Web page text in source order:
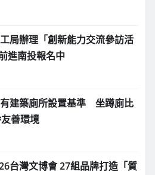
局辦理「創新能力交流參訪活
進南投報名中
建築廁所設置基準 坐蹲廁比
善環境
台灣文博會 27組品牌打造「質